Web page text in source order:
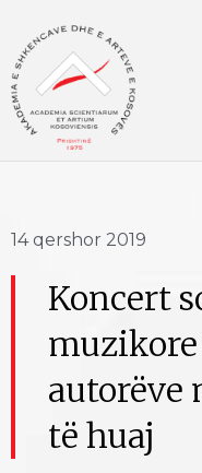
14 qershor 2019
Koncert
autorëve
të huaj